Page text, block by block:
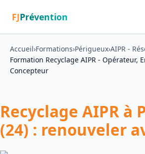
FJPrévention
Accueil›Formations›Périgueux›AIPR -
Formation Recyclage AIPR - Opérateur,
Concepteur
Recyclage AIPR à
(24) : renouveler